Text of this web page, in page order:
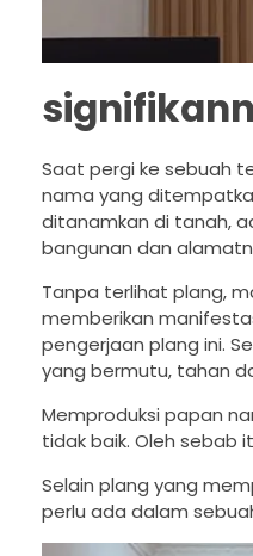
Saat pergi ke sebuah
nama yang
ditanamkan di tanah,
bangunan dan
Tanpa terlihat plang,
memberikan
pengerjaan plang ini.
yang bermutu, tahan
Memproduksi papan
tidak baik. Oleh sebab
Selain plang yang
perlu ada dalam